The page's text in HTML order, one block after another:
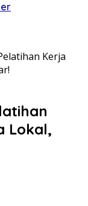
Kerja
Lokal,